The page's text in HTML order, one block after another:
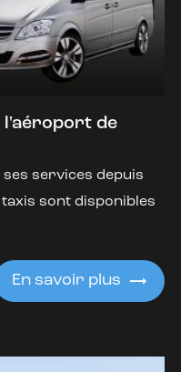
l'aéroport de
services depuis
sont disponibles
En savoir plus